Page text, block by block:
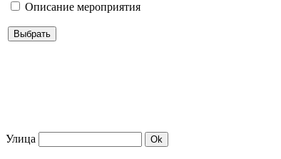
Описание мероприятия
Улица